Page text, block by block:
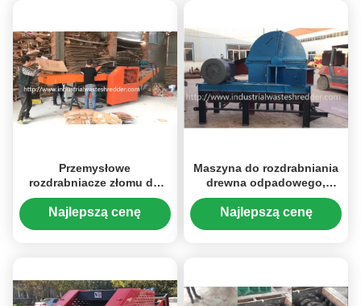
Przemysłowe
rozdrabniacze złomu do
papieru Obrotowe ostrza
do grubego rozdrabniania
Najlepszą cenę
Maszyna do rozdrabniania
drewna odpadowego,
przemysłowa strzępiarka
dwuwałowa
Najlepszą cenę